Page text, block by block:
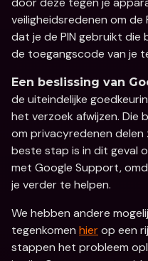
veiligheidsredenen om de
dat je de PIN gebruikt die
de toegangscode van je
Een beslissing van
de uiteindelijke
het verzoek afwijzen. Die
om privacyredenen
beste stap is in dit geval
met Google Support,
je verder te helpen.
We hebben andere
tegenkomen hier op een
stappen het probleem